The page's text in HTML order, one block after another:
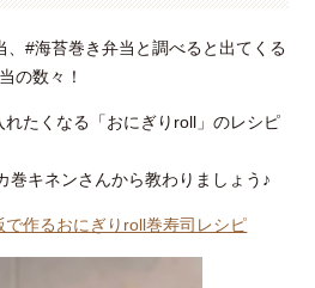
#海苔巻き弁当と調べると出てくる
の数々！
たくなる「おにぎりroll」のレシピ
巻キネンさんから教わりましょう♪
作るおにぎりroll巻寿司レシピ